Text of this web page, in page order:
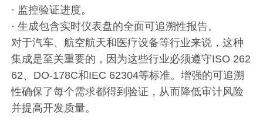
· 监控验证进度。
· 生成包含实时仪表盘的全面可追溯性报告。
对于汽车、航空航天和医疗设备等行业来说，这种
集成是至关重要的，因为这些行业必须遵守ISO 262
62、DO-178C和IEC 62304等标准。增强的可追溯
性确保了每个需求都得到验证，从而降低审计风险
并提高开发质量。